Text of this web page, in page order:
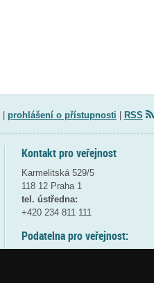
prohlášení o přístupnosti RSS
Kontakt pro veřejnost
Karmelitská 529/5
118 12 Praha 1
tel. ústředna:
+420 234 811 111
Podatelna pro veřejnost: